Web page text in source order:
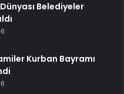
Belediyeler
Kurban Bayramı